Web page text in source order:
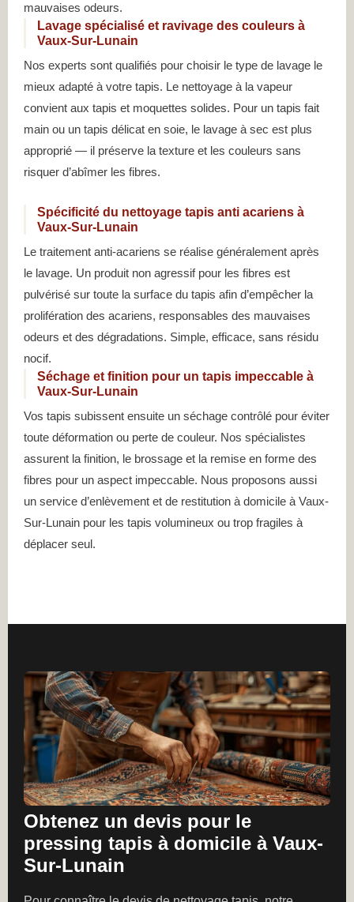
mauvaises odeurs.
Lavage spécialisé et ravivage des couleurs à
Vaux-Sur-Lunain
Nos experts sont qualifiés pour choisir le type de lavage le
mieux adapté à votre tapis. Le nettoyage à la vapeur
convient aux tapis et moquettes solides. Pour un tapis fait
main ou un tapis délicat en soie, le lavage à sec est plus
approprié — il préserve la texture et les couleurs sans
risquer d’abîmer les fibres.
Spécificité du nettoyage tapis anti acariens à
Vaux-Sur-Lunain
Le traitement anti-acariens se réalise généralement après
le lavage. Un produit non agressif pour les fibres est
pulvérisé sur toute la surface du tapis afin d’empêcher la
prolifération des acariens, responsables des mauvaises
odeurs et des dégradations. Simple, efficace, sans résidu
nocif.
Séchage et finition pour un tapis impeccable à
Vaux-Sur-Lunain
Vos tapis subissent ensuite un séchage contrôlé pour éviter
toute déformation ou perte de couleur. Nos spécialistes
assurent la finition, le brossage et la remise en forme des
fibres pour un aspect impeccable. Nous proposons aussi
un service d’enlèvement et de restitution à domicile à Vaux-
Sur-Lunain pour les tapis volumineux ou trop fragiles à
déplacer seul.
Obtenez un devis pour le
pressing tapis à domicile à Vaux-
Sur-Lunain